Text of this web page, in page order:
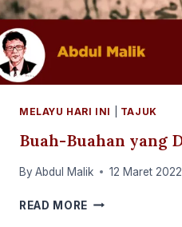
MELAYU HARI INI TAJUK
Buah-Buahan yang
By Abdul Malik 12 Maret 2022
READ MORE BUAH-